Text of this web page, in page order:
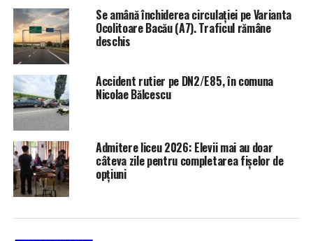
Parteneriat strategic în 25 de piețe din Europa și
Asia
ARBOmedia devine partenerul strategic al platformei
Gadsme în 25 de piețe locale
din Europa, Caucaz și Asia Centrală: România, Ungaria,
Cehia, Slovacia, Lituania,
Letonia, Estonia, Slovenia, Croația, Bosnia și
Herțegovina, Serbia, Muntenegru,
Kosovo, Macedonia de Nord, Albania, Bulgaria, Grecia,
Ucraina, Republica Moldova,
Tadjikistan.
Se amână închiderea circulației pe Varianta
Ocolitoare Bacău (A7). Traficul rămâne
deschis
Accident rutier pe DN2/E85, în comuna
Nicolae Bălcescu
Admitere liceu 2026: Elevii mai au doar
câteva zile pentru completarea fișelor de
opțiuni